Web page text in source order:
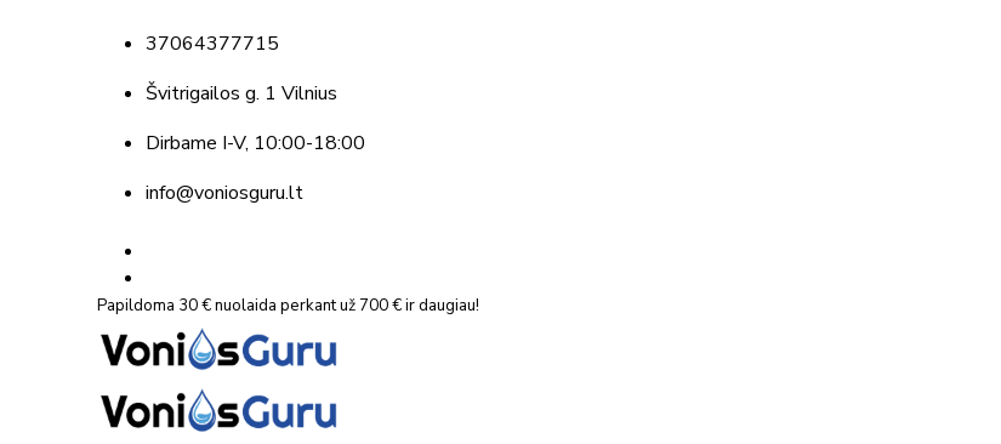
37064377715
Švitrigailos g. 1 Vilnius
Dirbame I-V, 10:00-18:00
info@voniosguru.lt
Papildoma 30 € nuolaida perkant už 700 € ir daugiau!